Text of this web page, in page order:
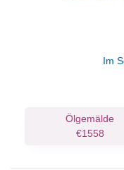
Im
Ölgemälde
€1558